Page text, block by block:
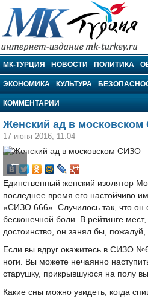
МК-Турция
МК-ТУРЦИЯ НОВОСТИ ПОЛИТИКА
ЭКОНОМИКА КУЛЬТУРА
КОММЕНТАРИИ
Женский ад в
17 июня 2016, 11:04
←
Единственный женский изолятор
последнее время его настойчиво
«СИЗО 666». Случилось так, что он
бесконечной боли. В рейтинге
достоинство, он занял бы,
Если вы вдруг окажитесь в СИЗО
ноги. Вы можете нечаянно
старушку, прикрывшуюся на полу
Какие сны можно увидеть, когда